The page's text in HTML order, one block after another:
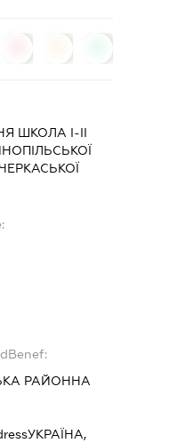
ШКОЛА І-ІІ
РАЙОННА
УКРАЇНА,